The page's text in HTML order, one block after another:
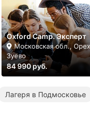
Oxford Camp. Эксперт
Московская обл.,
Зуево
84 990 руб.
Лагеря в Подмосковье